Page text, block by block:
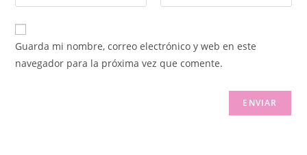
Guarda mi nombre, correo electrónico y web en este
navegador para la próxima vez que comente.